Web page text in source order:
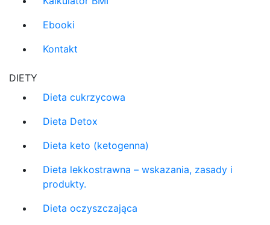
Ebooki
Kontakt
DIETY
Dieta cukrzycowa
Dieta Detox
Dieta keto (ketogenna)
Dieta lekkostrawna – wskazania, zasady i
produkty.
Dieta oczyszczająca